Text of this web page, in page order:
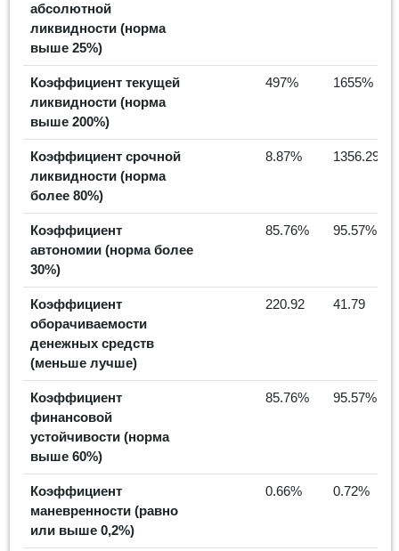
абсолютной
ликвидности (норма
выше 25%)
Коэффициент текущей
ликвидности (норма
выше 200%)
497% 1655%
Коэффициент срочной
ликвидности (норма
более 80%)
8.87% 1356.29%
Коэффициент
автономии (норма более
30%)
85.76% 95.57%
Коэффициент
оборачиваемости
денежных средств
(меньше лучше)
220.92 41.79
Коэффициент
финансовой
устойчивости (норма
выше 60%)
85.76% 95.57%
Коэффициент
маневренности (равно
или выше 0,2%)
0.66% 0.72%